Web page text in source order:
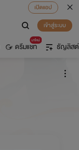
เปิดแอป
เข้าสู่ระบบ
มาใหม่
ดรีมแชท ธัญลิสต์